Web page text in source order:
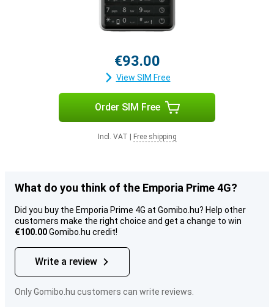
€93.00
View SIM Free
Order SIM Free
Incl. VAT Free shipping
What do you think of the Emporia Prime 4G?
Did you buy the Emporia Prime 4G at Gomibo.hu? Help other
customers make the right choice and get a change to win
€100.00Gomibo.hu credit!
Write a review
Only Gomibo.hu customers can write reviews.